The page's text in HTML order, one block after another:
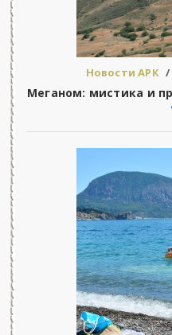
Новости АРК /
Меганом: мистика и